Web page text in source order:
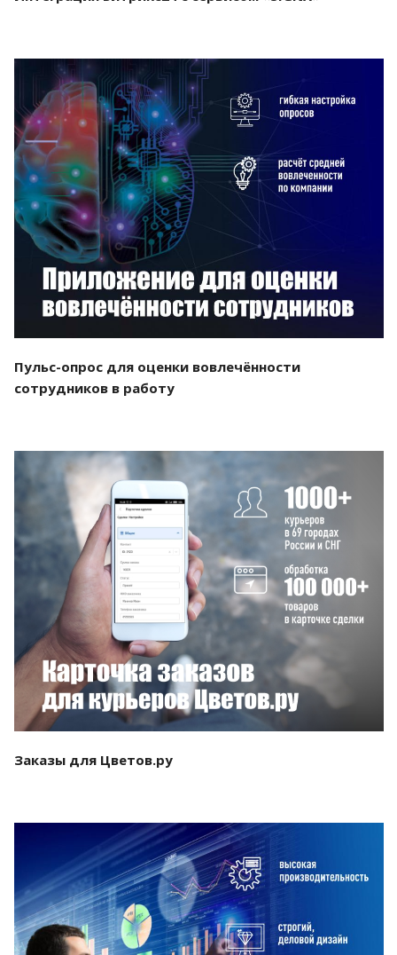
Смотреть проект
Пульс-опрос для оценки вовлечённости
сотрудников в работу
Смотреть проект
Заказы для Цветов.ру